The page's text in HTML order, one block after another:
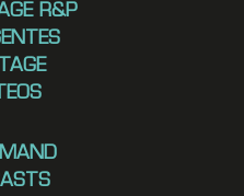
R&P